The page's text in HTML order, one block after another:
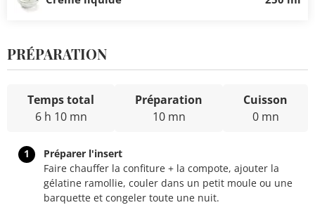
PRÉPARATION
Temps total
6 h 10 mn
Préparation
10 mn
Cuisson
0 mn
1
Préparer l'insert
Faire chauffer la confiture + la compote, ajouter la
gélatine ramollie, couler dans un petit moule ou une
barquette et congeler toute une nuit.